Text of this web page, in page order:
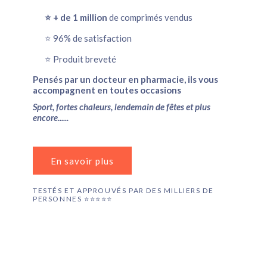
⭐️ + de 1 million de comprimés vendus
⭐️ 96% de satisfaction
⭐️ Produit breveté
Pensés par un docteur en pharmacie, ils vous
accompagnent en toutes occasions
Sport, fortes chaleurs, lendemain de fêtes et plus
encore......
En savoir plus
TESTÉS ET APPROUVÉS PAR DES MILLIERS DE
PERSONNES ⭐️⭐️⭐️⭐️⭐️